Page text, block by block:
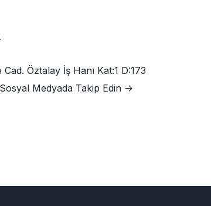
Öztalay İş Hanı Kat:1 D:173
Sosyal Medyada Takip Edin ->